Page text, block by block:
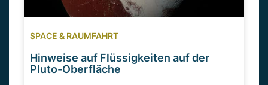
SPACE & RAUMFAHRT
Hinweise auf Flüssigkeiten auf der
Pluto-Oberfläche